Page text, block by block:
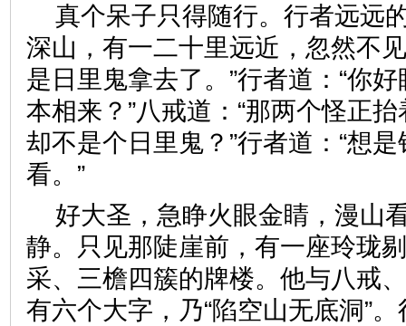
真个呆子只得随行。行者远远
深山，有一二十里远近，忽然不
是日里鬼拿去了。”行者道：“你
本相来？”八戒道：“那两个怪正
却不是个日里鬼？”行者道：“想
看。”
好大圣，急睁火眼金睛，漫山
静。只见那陡崖前，有一座玲珑
采、三檐四簇的牌楼。他与八戒
有六个大字，乃“陷空山无底洞”